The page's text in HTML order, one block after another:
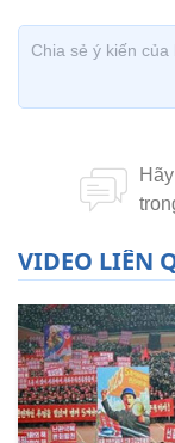
VIDEO LIÊN